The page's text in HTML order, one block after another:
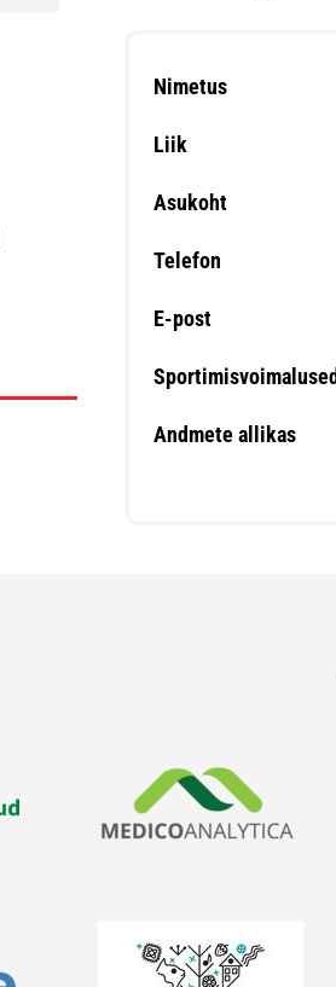
Nimetus
Liik
Asukoht
Telefon
E-post
Sportimisvoimalused
Andmete allikas